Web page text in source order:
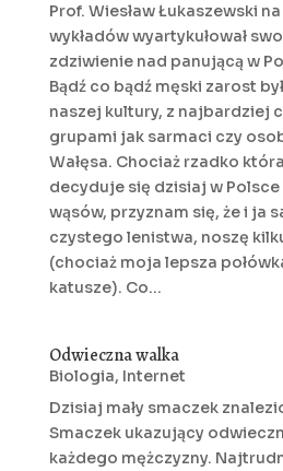
Prof. Wiesław Łukaszewski
wykładów wyartykułował
zdziwienie nad panującą w
Bądź co bądź męski zarost
naszej kultury, z najbardziej
grupami jak sarmaci czy
Wałęsa. Chociaż rzadko
decyduje się dzisiaj w
wąsów, przyznam się, że i ja
czystego lenistwa, noszę
(chociaż moja lepsza
katusze). Co...
Odwieczna walka
Biologia, Internet
Dzisiaj mały smaczek
Smaczek ukazujący
każdego mężczyzny.